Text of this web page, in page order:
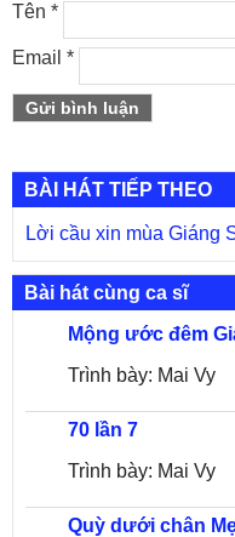
Tên *
Email *
BÀI HÁT TIẾP THEO
Lời cầu xin mùa Giáng
Bài hát cùng ca sĩ
Mộng ước đêm
Trình bày: Mai Vy
70 lần 7
Trình bày: Mai Vy
Quỳ dưới chân